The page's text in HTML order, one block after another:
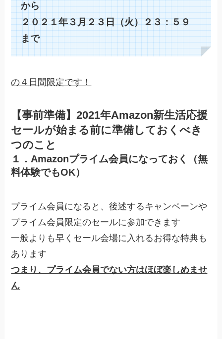
から
２０２１年３月２３日（火）２３：５９
まで
の４日間限定です！
【事前準備】2021年Amazon新生活応援
セールが始まる前に準備しておくべき
つのこと
１．Amazonプライム会員になっておく（無
料体験でもOK）
プライム会員になると、後述するキャンペーンや
プライム会員限定のセールに参加できます
一般よりも早くセール会場に入れるお得な特典も
あります
つまり、プライム会員でない方はほぼ楽しめませ
ん